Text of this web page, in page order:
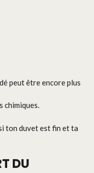
peut être encore plus
chimiques.
ton duvet est fin et ta
DU